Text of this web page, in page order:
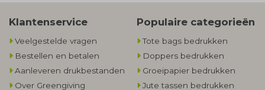
Klantenservice
Veelgestelde vragen
Bestellen en betalen
Aanleveren drukbestanden
Over Greengiving
Populaire categorieën
Tote bags bedrukken
Doppers bedrukken
Groeipapier bedrukken
Jute tassen bedrukken